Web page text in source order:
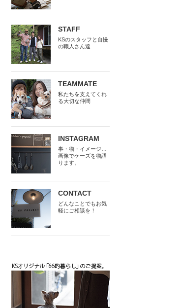
STAFF
KSのスタッフと自慢
の職人さん達
TEAMMATE
私たちを支えてくれ
る大切な仲間
INSTAGRAM
事・物・イメージ…
画像でケーズを物語
ります。
CONTACT
どんなことでもお気
軽にご相談を！